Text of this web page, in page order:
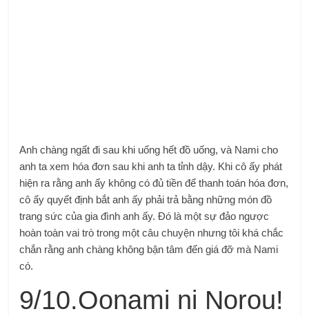
Anh chàng ngất đi sau khi uống hết đồ uống, và Nami cho
anh ta xem hóa đơn sau khi anh ta tỉnh dậy. Khi cô ấy phát
hiện ra rằng anh ấy không có đủ tiền để thanh toán hóa đơn,
cô ấy quyết định bắt anh ấy phải trả bằng những món đồ
trang sức của gia đình anh ấy. Đó là một sự đảo ngược
hoàn toàn vai trò trong một câu chuyện nhưng tôi khá chắc
chắn rằng anh chàng không bận tâm đến giá đỡ mà Nami
có.
9/10.Oonami ni Norou!